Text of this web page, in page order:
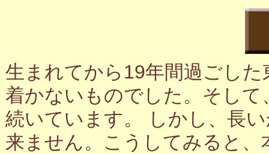
生まれてから19年間過ごし
着かないものでした。そし
続いています。 しかし、長
来ません。こうしてみると